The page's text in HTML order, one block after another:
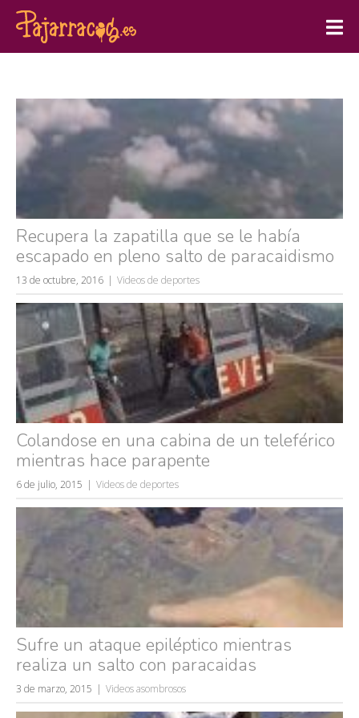
Recupera la zapatilla que se le había
escapado en pleno salto de paracaidismo
13 de octubre, 2016 Videos de deportes
Colandose en una cabina de un teleférico
mientras hace parapente
6 de julio, 2015 Videos de deportes
Sufre un ataque epiléptico mientras
realiza un salto con paracaidas
3 de marzo, 2015 Videos asombrosos